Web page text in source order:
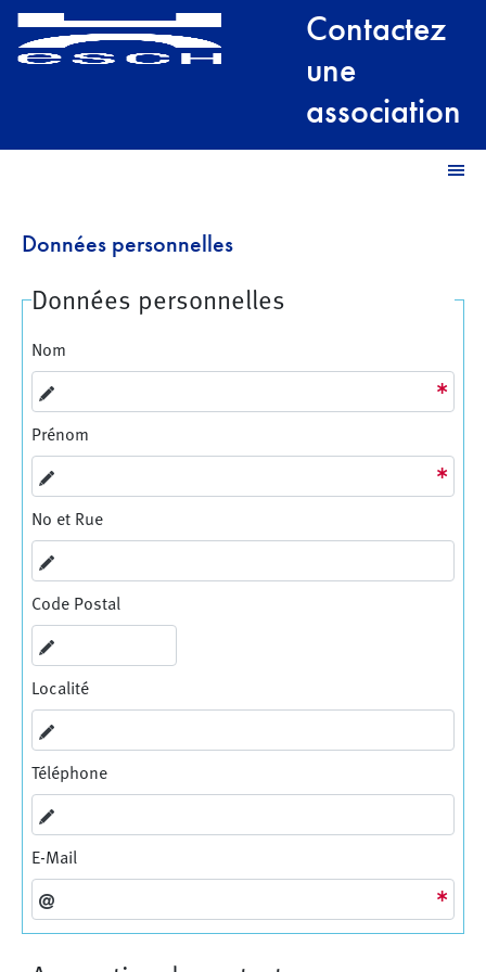
Contactez
une
association
Données personnelles
Données personnelles
Nom
Prénom
No et Rue
Code Postal
Localité
Téléphone
E-Mail